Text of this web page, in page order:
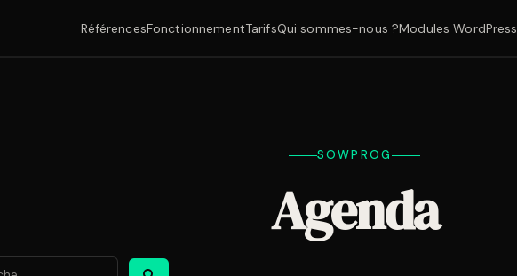
RéférencesFonctionnementTarifsQui sommes-nous ?Modules WordPress
SOWPROG
Agenda